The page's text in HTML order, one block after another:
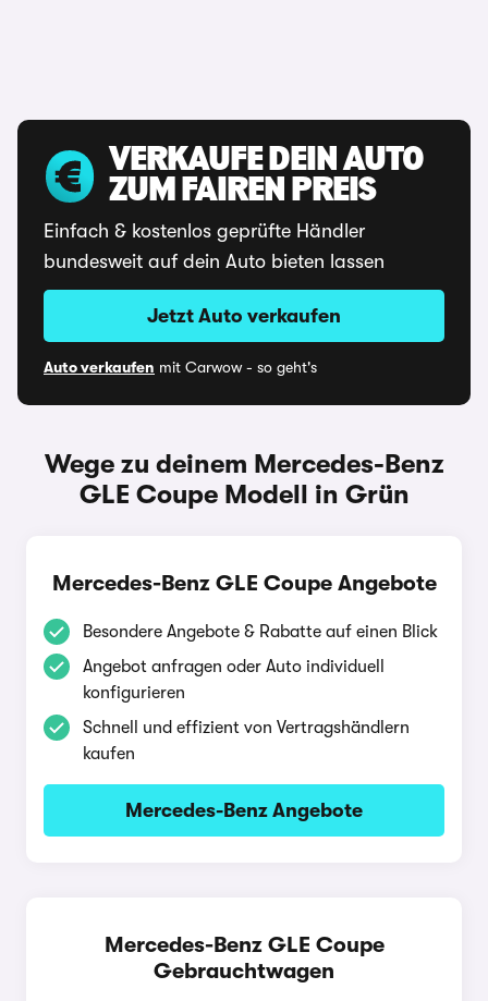
VERKAUFE DEIN AUTO
ZUM FAIREN PREIS
Einfach & kostenlos geprüfte Händler
bundesweit auf dein Auto bieten lassen
Jetzt Auto verkaufen
Auto verkaufen mit Carwow - so geht's
Wege zu deinem Mercedes-Benz
GLE Coupe Modell in Grün
Mercedes-Benz GLE Coupe Angebote
Besondere Angebote & Rabatte auf einen Blick
Angebot anfragen oder Auto individuell
konfigurieren
Schnell und effizient von Vertragshändlern
kaufen
Mercedes-Benz Angebote
Mercedes-Benz GLE Coupe
Gebrauchtwagen